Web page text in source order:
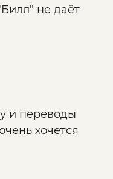
не даёт
и переводы
хочется